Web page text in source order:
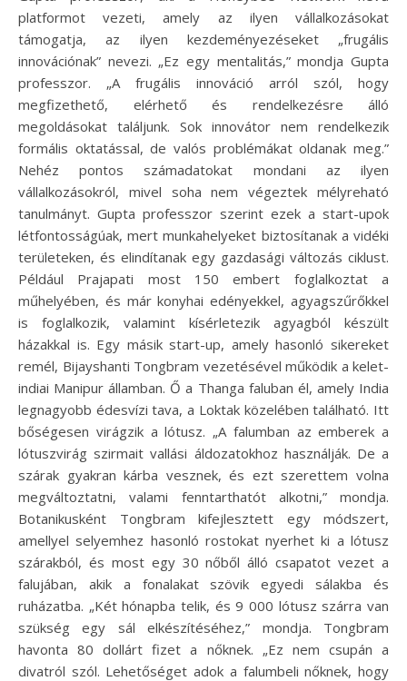
platformot vezeti, amely az ilyen vállalkozásokat
támogatja, az ilyen kezdeményezéseket „frugális
innovációnak” nevezi. „Ez egy mentalitás,” mondja Gupta
professzor. „A frugális innováció arról szól, hogy
megfizethető, elérhető és rendelkezésre álló
megoldásokat találjunk. Sok innovátor nem rendelkezik
formális oktatással, de valós problémákat oldanak meg.”
Nehéz pontos számadatokat mondani az ilyen
vállalkozásokról, mivel soha nem végeztek mélyreható
tanulmányt. Gupta professzor szerint ezek a start-upok
létfontosságúak, mert munkahelyeket biztosítanak a vidéki
területeken, és elindítanak egy gazdasági változás ciklust.
Például Prajapati most 150 embert foglalkoztat a
műhelyében, és már konyhai edényekkel, agyagszűrőkkel
is foglalkozik, valamint kísérletezik agyagból készült
házakkal is. Egy másik start-up, amely hasonló sikereket
remél, Bijayshanti Tongbram vezetésével működik a kelet-
indiai Manipur államban. Ő a Thanga faluban él, amely India
legnagyobb édesvízi tava, a Loktak közelében található. Itt
bőségesen virágzik a lótusz. „A falumban az emberek a
lótuszvirág szirmait vallási áldozatokhoz használják. De a
szárak gyakran kárba vesznek, és ezt szerettem volna
megváltoztatni, valami fenntarthatót alkotni,” mondja.
Botanikusként Tongbram kifejlesztett egy módszert,
amellyel selyemhez hasonló rostokat nyerhet ki a lótusz
szárakból, és most egy 30 nőből álló csapatot vezet a
falujában, akik a fonalakat szövik egyedi sálakba és
ruházatba. „Két hónapba telik, és 9 000 lótusz szárra van
szükség egy sál elkészítéséhez,” mondja. Tongbram
havonta 80 dollárt fizet a nőknek. „Ez nem csupán a
divatról szól. Lehetőséget adok a falumbeli nőknek, hogy